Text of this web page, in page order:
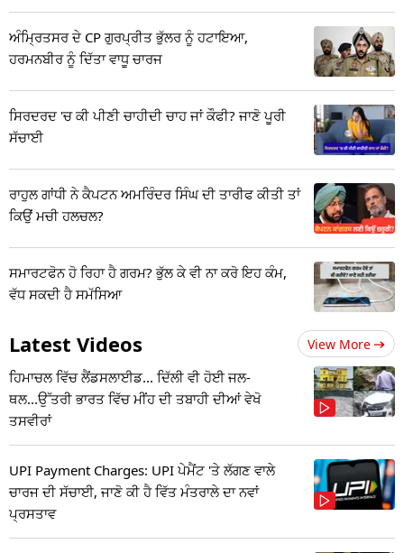
ਅੰਮ੍ਰਿਤਸਰ ਦੇ CP ਗੁਰਪ੍ਰੀਤ ਭੁੱਲਰ ਨੂੰ ਹਟਾਇਆ,
ਹਰਮਨਬੀਰ ਨੂੰ ਦਿੱਤਾ ਵਾਧੂ ਚਾਰਜ
ਸਿਰਦਰਦ 'ਚ ਕੀ ਪੀਣੀ ਚਾਹੀਦੀ ਚਾਹ ਜਾਂ ਕੌਫੀ? ਜਾਣੋ ਪੂਰੀ
ਸੱਚਾਈ
ਰਾਹੁਲ ਗਾਂਧੀ ਨੇ ਕੈਪਟਨ ਅਮਰਿੰਦਰ ਸਿੰਘ ਦੀ ਤਾਰੀਫ ਕੀਤੀ ਤਾਂ
ਕਿਉਂ ਮਚੀ ਹਲਚਲ?
ਸਮਾਰਟਫੋਨ ਹੋ ਰਿਹਾ ਹੈ ਗਰਮ? ਭੁੱਲ ਕੇ ਵੀ ਨਾ ਕਰੋ ਇਹ ਕੰਮ,
ਵੱਧ ਸਕਦੀ ਹੈ ਸਮੱਸਿਆ
Latest Videos View More
ਹਿਮਾਚਲ ਵਿੱਚ ਲੈਂਡਸਲਾਈਡ... ਦਿੱਲੀ ਵੀ ਹੋਈ ਜਲ-
ਥਲ...ਉੱਤਰੀ ਭਾਰਤ ਵਿੱਚ ਮੀਂਹ ਦੀ ਤਬਾਹੀ ਦੀਆਂ ਵੇਖੋ
ਤਸਵੀਰਾਂ
UPI Payment Charges: UPI ਪੇਮੈਂਟ 'ਤੇ ਲੱਗਣ ਵਾਲੇ
ਚਾਰਜ ਦੀ ਸੱਚਾਈ, ਜਾਣੋ ਕੀ ਹੈ ਵਿੱਤ ਮੰਤਰਾਲੇ ਦਾ ਨਵਾਂ
ਪ੍ਰਸਤਾਵ